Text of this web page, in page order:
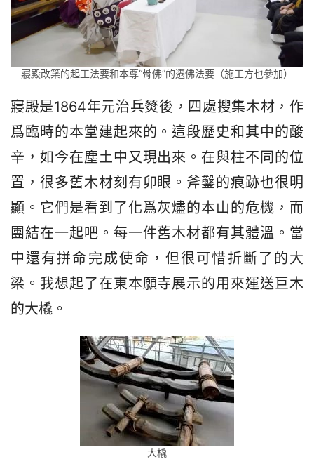
寢殿改築的起工法要和本尊“骨佛”的遷佛法要（施工方也參加）
寢殿是1864年元治兵燹後，四處搜集木材，作
爲臨時的本堂建起來的。這段歷史和其中的酸
辛，如今在塵土中又現出來。在與柱不同的位
置，很多舊木材刻有卯眼。斧鑿的痕跡也很明
顯。它們是看到了化爲灰燼的本山的危機，而
團結在一起吧。每一件舊木材都有其體溫。當
中還有拼命完成使命，但很可惜折斷了的大
梁。我想起了在東本願寺展示的用來運送巨木
的大橇。
大橇